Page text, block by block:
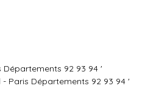
92 93 94 '
Paris Départements 92 93 94 '